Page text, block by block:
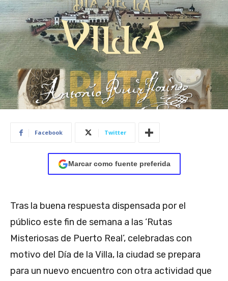
Facebook Twitter
Marcar como fuente preferida
Tras la buena respuesta dispensada por el
público este fin de semana a las ‘Rutas
Misteriosas de Puerto Real’, celebradas con
motivo del Día de la Villa, la ciudad se prepara
para un nuevo encuentro con otra actividad que